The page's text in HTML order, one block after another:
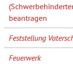
beantragen
Feststellung
Feuerwerk